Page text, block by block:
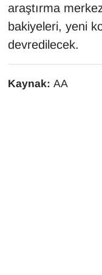
araştırma
bakiyeleri, yeni
devredilecek.
Kaynak: AA